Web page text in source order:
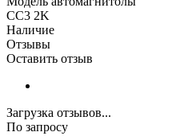
CC3 2K
Наличие
Отзывы
Оставить отзыв
Загрузка отзывов...
По запросу